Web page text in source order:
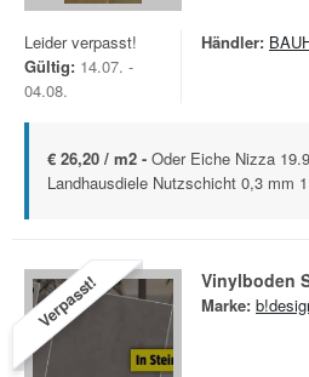
Leider verpasst!
Gültig: 14.07. -
04.08.
Händler:
€ 26,20 / m2 - Oder Eiche Nizza
Landhausdiele Nutzschicht 0,3 mm
Verpasst! Vinylboden
Marke: